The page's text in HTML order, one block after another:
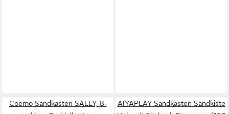
Coemo Sandkasten SALLY, 8-
AIYAPLAY Sandkasten Sandkiste